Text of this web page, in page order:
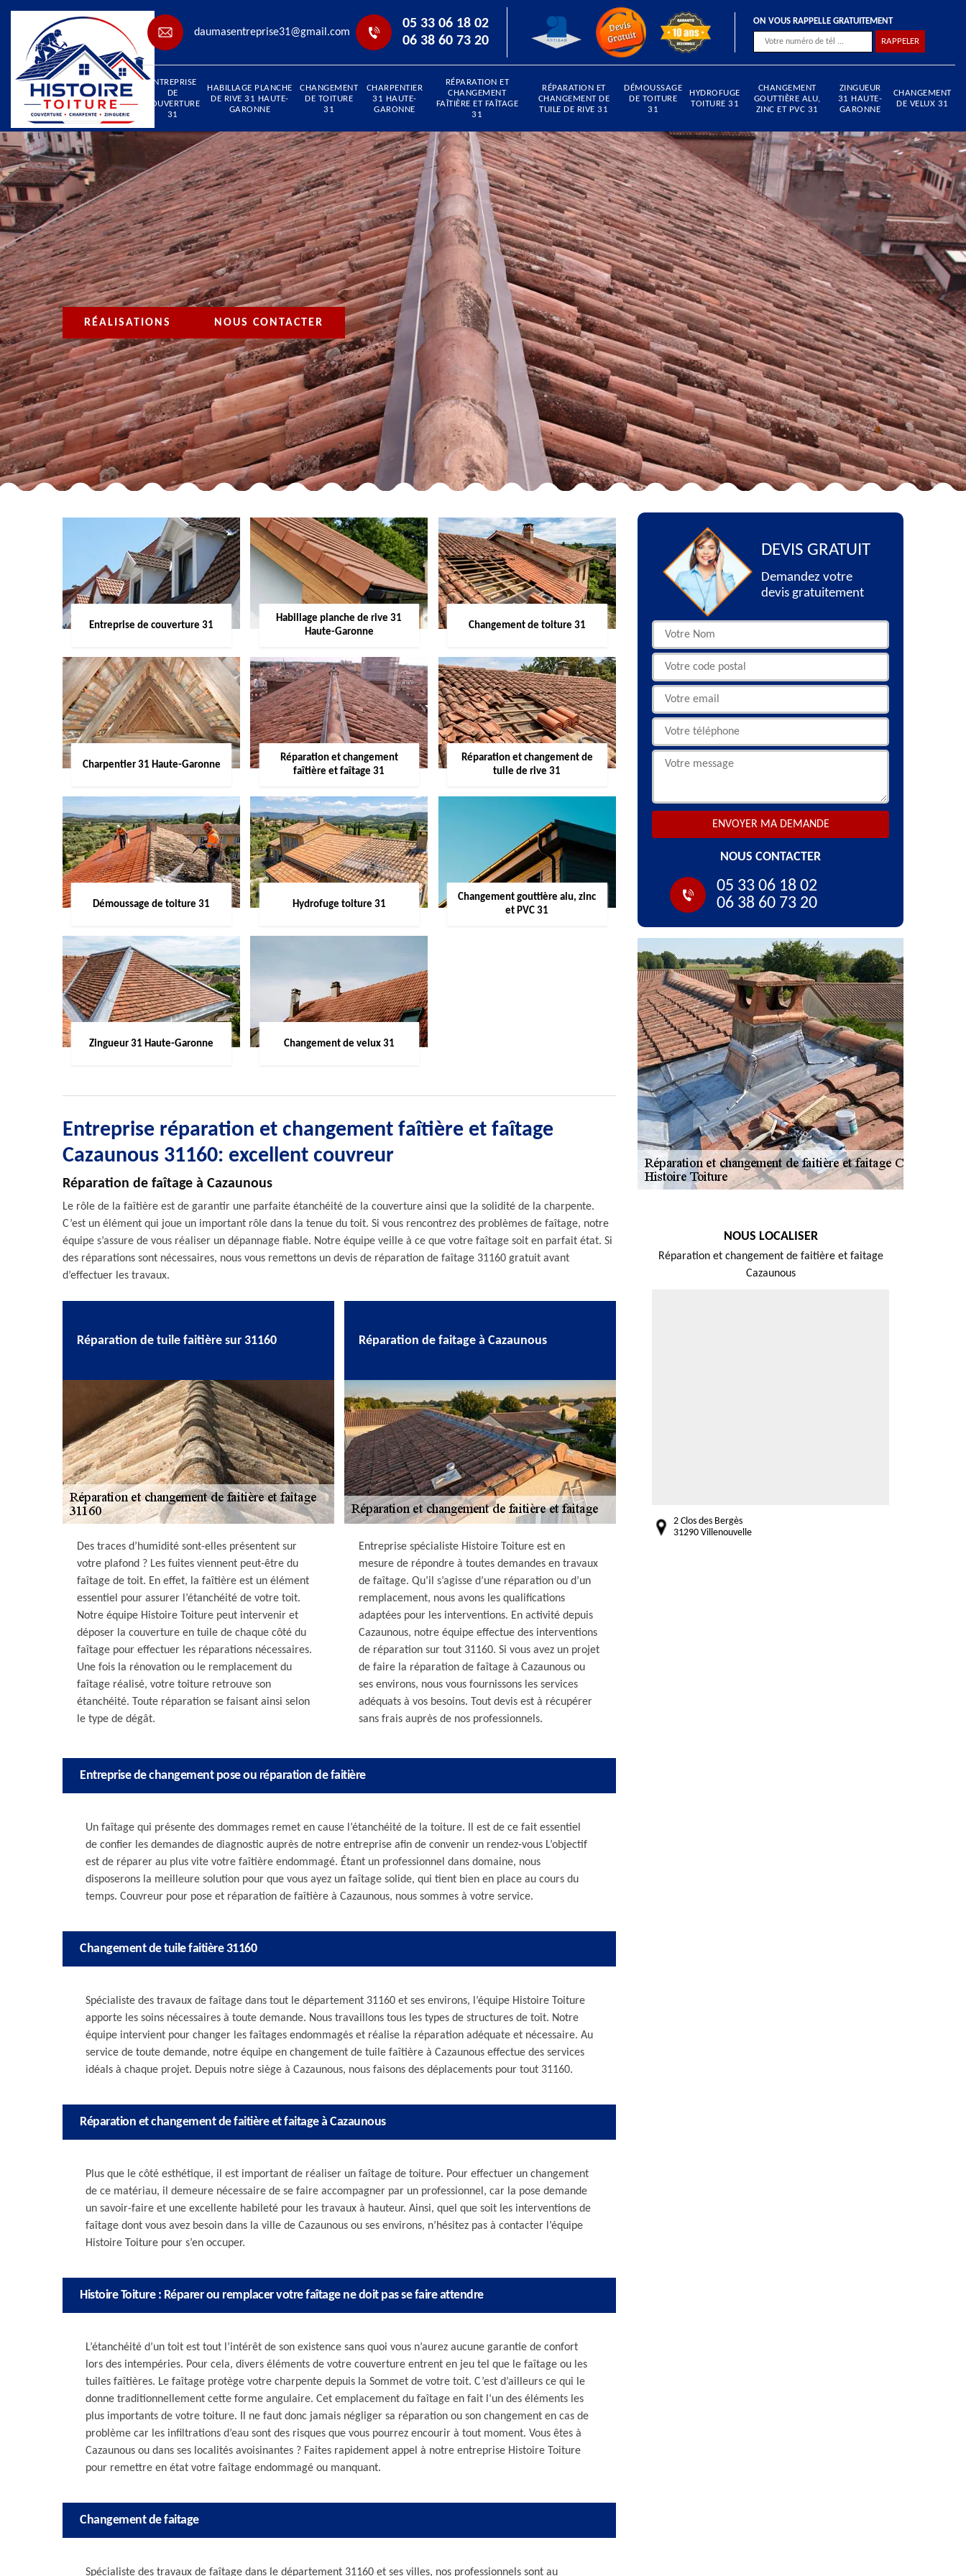
daumasentreprise31@gmail.com
05 33 06 18 02
06 38 60 73 20
ON VOUS RAPPELLE GRATUITEMENT
ENTREPRISE
DE
COUVERTURE
31
HABILLAGE PLANCHE
DE RIVE 31 HAUTE-
GARONNE
CHANGEMENT
DE TOITURE
31
CHARPENTIER
31 HAUTE-
GARONNE
RÉPARATION ET
CHANGEMENT
FAÎTIÈRE ET FAÎTAGE
31
RÉPARATION ET
CHANGEMENT DE
TUILE DE RIVE 31
DÉMOUSSAGE
DE TOITURE
31
HYDROFUGE
TOITURE 31
CHANGEMENT
GOUTTIÈRE ALU,
ZINC ET PVC 31
ZINGUEUR
31 HAUTE-
GARONNE
CHANGEMENT
DE VELUX 31
RÉALISATIONS NOUS CONTACTER
Entreprise de couverture 31
Habillage planche de rive 31
Haute-Garonne
Changement de toiture 31
Charpentier 31 Haute-Garonne
Réparation et changement
faîtière et faîtage 31
Réparation et changement de
tuile de rive 31
Démoussage de toiture 31 Hydrofuge toiture 31
Changement gouttière alu, zinc
et PVC 31
Zingueur 31 Haute-Garonne Changement de velux 31
Entreprise réparation et changement faîtière et faîtage
Cazaunous 31160: excellent couvreur
Réparation de faîtage à Cazaunous
Le rôle de la faîtière est de garantir une parfaite étanchéité de la couverture ainsi que la solidité de la charpente.
C’est un élément qui joue un important rôle dans la tenue du toit. Si vous rencontrez des problèmes de faîtage, notre
équipe s’assure de vous réaliser un dépannage fiable. Notre équipe veille à ce que votre faîtage soit en parfait état. Si
des réparations sont nécessaires, nous vous remettons un devis de réparation de faîtage 31160 gratuit avant
d’effectuer les travaux.
Réparation de tuile faitière sur 31160
Des traces d’humidité sont-elles présentent sur
votre plafond ? Les fuites viennent peut-être du
faîtage de toit. En effet, la faîtière est un élément
essentiel pour assurer l’étanchéité de votre toit.
Notre équipe Histoire Toiture peut intervenir et
déposer la couverture en tuile de chaque côté du
faîtage pour effectuer les réparations nécessaires.
Une fois la rénovation ou le remplacement du
faîtage réalisé, votre toiture retrouve son
étanchéité. Toute réparation se faisant ainsi selon
le type de dégât.
Réparation de faitage à Cazaunous
Entreprise spécialiste Histoire Toiture est en
mesure de répondre à toutes demandes en travaux
de faîtage. Qu’il s’agisse d’une réparation ou d’un
remplacement, nous avons les qualifications
adaptées pour les interventions. En activité depuis
Cazaunous, notre équipe effectue des interventions
de réparation sur tout 31160. Si vous avez un projet
de faire la réparation de faîtage à Cazaunous ou
ses environs, nous vous fournissons les services
adéquats à vos besoins. Tout devis est à récupérer
sans frais auprès de nos professionnels.
Entreprise de changement pose ou réparation de faitière
Un faîtage qui présente des dommages remet en cause l’étanchéité de la toiture. Il est de ce fait essentiel
de confier les demandes de diagnostic auprès de notre entreprise afin de convenir un rendez-vous L’objectif
est de réparer au plus vite votre faîtière endommagé. Étant un professionnel dans domaine, nous
disposerons la meilleure solution pour que vous ayez un faîtage solide, qui tient bien en place au cours du
temps. Couvreur pour pose et réparation de faîtière à Cazaunous, nous sommes à votre service.
Changement de tuile faitière 31160
Spécialiste des travaux de faîtage dans tout le département 31160 et ses environs, l’équipe Histoire Toiture
apporte les soins nécessaires à toute demande. Nous travaillons tous les types de structures de toit. Notre
équipe intervient pour changer les faîtages endommagés et réalise la réparation adéquate et nécessaire. Au
service de toute demande, notre équipe en changement de tuile faîtière à Cazaunous effectue des services
idéals à chaque projet. Depuis notre siège à Cazaunous, nous faisons des déplacements pour tout 31160.
Réparation et changement de faitière et faitage à Cazaunous
Plus que le côté esthétique, il est important de réaliser un faîtage de toiture. Pour effectuer un changement
de ce matériau, il demeure nécessaire de se faire accompagner par un professionnel, car la pose demande
un savoir-faire et une excellente habileté pour les travaux à hauteur. Ainsi, quel que soit les interventions de
faîtage dont vous avez besoin dans la ville de Cazaunous ou ses environs, n’hésitez pas à contacter l’équipe
Histoire Toiture pour s’en occuper.
Histoire Toiture : Réparer ou remplacer votre faîtage ne doit pas se faire attendre
L’étanchéité d’un toit est tout l’intérêt de son existence sans quoi vous n’aurez aucune garantie de confort
lors des intempéries. Pour cela, divers éléments de votre couverture entrent en jeu tel que le faîtage ou les
tuiles faîtières. Le faîtage protège votre charpente depuis la Sommet de votre toit. C’est d’ailleurs ce qui le
donne traditionnellement cette forme angulaire. Cet emplacement du faîtage en fait l‘un des éléments les
plus importants de votre toiture. Il ne faut donc jamais négliger sa réparation ou son changement en cas de
problème car les infiltrations d’eau sont des risques que vous pourrez encourir à tout moment. Vous êtes à
Cazaunous ou dans ses localités avoisinantes ? Faites rapidement appel à notre entreprise Histoire Toiture
pour remettre en état votre faîtage endommagé ou manquant.
Changement de faitage
Spécialiste des travaux de faîtage dans le département 31160 et ses villes, nos professionnels sont au
DEVIS GRATUIT
Demandez votre
devis gratuitement
NOUS CONTACTER
05 33 06 18 02
06 38 60 73 20
NOUS LOCALISER
Réparation et changement de faitière et faitage
Cazaunous
2 Clos des Bergès
31290 Villenouvelle